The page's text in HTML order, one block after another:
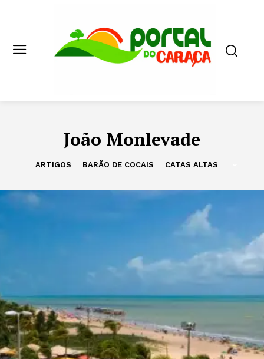
João Monlevade
ARTIGOS BARÃO DE COCAIS CATAS ALTAS